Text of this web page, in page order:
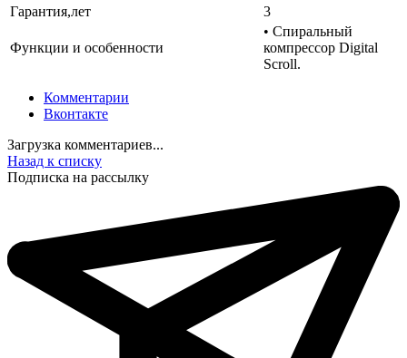
Гарантия,лет
3
Функции и особенности
• Спиральный
компрессор Digital
Scroll.
Комментарии
Вконтакте
Загрузка комментариев...
Назад к списку
Подписка на рассылку